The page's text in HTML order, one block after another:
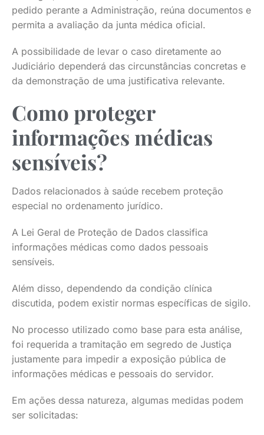
pedido perante a Administração, reúna documentos e
permita a avaliação da junta médica oficial.
A possibilidade de levar o caso diretamente ao
Judiciário dependerá das circunstâncias concretas e
da demonstração de uma justificativa relevante.
Como proteger
informações médicas
sensíveis?
Dados relacionados à saúde recebem proteção
especial no ordenamento jurídico.
A Lei Geral de Proteção de Dados classifica
informações médicas como dados pessoais
sensíveis.
Além disso, dependendo da condição clínica
discutida, podem existir normas específicas de sigilo.
No processo utilizado como base para esta análise,
foi requerida a tramitação em segredo de Justiça
justamente para impedir a exposição pública de
informações médicas e pessoais do servidor.
Em ações dessa natureza, algumas medidas podem
ser solicitadas: